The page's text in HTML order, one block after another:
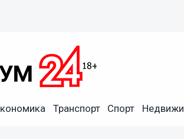
Транспорт Спорт
в